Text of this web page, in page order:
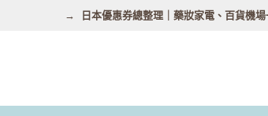
容
日本優惠券總整理｜藥妝家電、百貨機